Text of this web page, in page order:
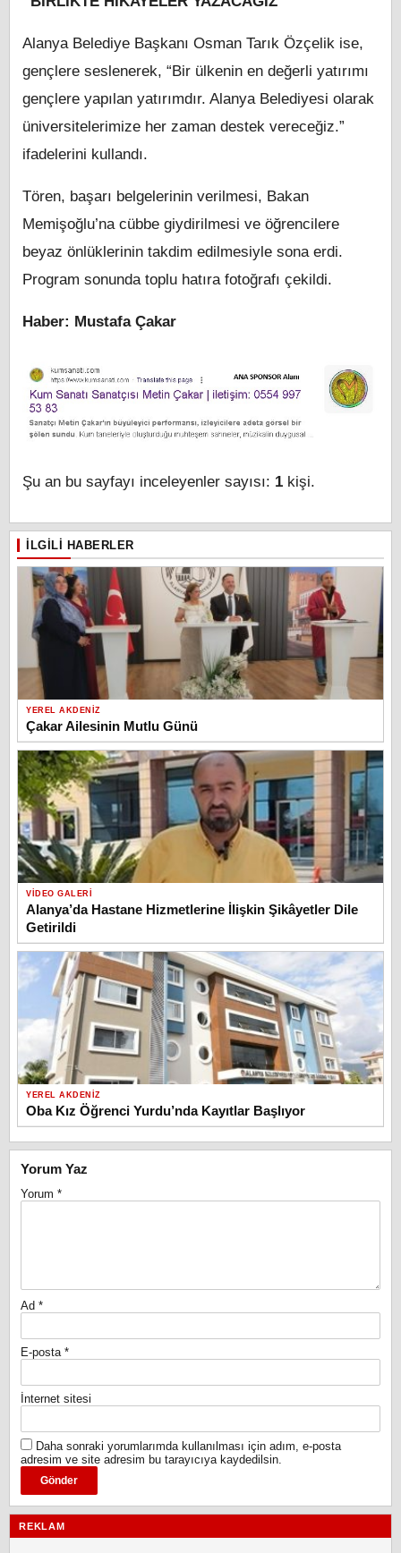
Alanya Belediye Başkanı Osman Tarık Özçelik ise,
gençlere seslenerek, “Bir ülkenin en değerli yatırımı
gençlere yapılan yatırımdır. Alanya Belediyesi olarak
üniversitelerimize her zaman destek vereceğiz.”
ifadelerini kullandı.
Tören, başarı belgelerinin verilmesi, Bakan
Memişoğlu’na cübbe giydirilmesi ve öğrencilere
beyaz önlüklerinin takdim edilmesiyle sona erdi.
Program sonunda toplu hatıra fotoğrafı çekildi.
Haber: Mustafa Çakar
Şu an bu sayfayı inceleyenler sayısı: 1 kişi.
İLGILI HABERLER
YEREL AKDENIZ
Çakar Ailesinin Mutlu Günü
VIDEO GALERI
Alanya’da Hastane Hizmetlerine İlişkin Şikâyetler Dile
Getirildi
YEREL AKDENIZ
Oba Kız Öğrenci Yurdu’nda Kayıtlar Başlıyor
Yorum Yaz
Yorum *
Ad *
E-posta *
İnternet sitesi
Daha sonraki yorumlarımda kullanılması için adım, e-posta
adresim ve site adresim bu tarayıcıya kaydedilsin.
REKLAM